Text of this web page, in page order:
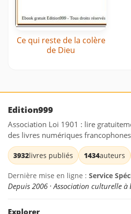
Ce qui reste de la colère
de Dieu
Edition999
Association Loi 1901 : lire
des livres numériques
3932livres publiés 1434auteurs
Dernière mise en ligne : Service
Depuis 2006 · Association culturelle
Explorer